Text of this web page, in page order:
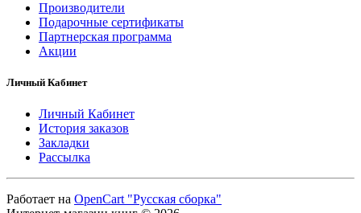
Производители
Подарочные сертификаты
Партнерская программа
Акции
Личный Кабинет
Личный Кабинет
История заказов
Закладки
Рассылка
Работает на OpenCart "Русская сборка"